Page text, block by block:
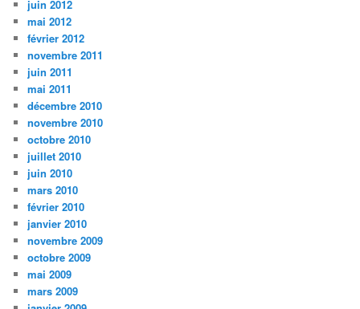
juin 2012
mai 2012
février 2012
novembre 2011
juin 2011
mai 2011
décembre 2010
novembre 2010
octobre 2010
juillet 2010
juin 2010
mars 2010
février 2010
janvier 2010
novembre 2009
octobre 2009
mai 2009
mars 2009